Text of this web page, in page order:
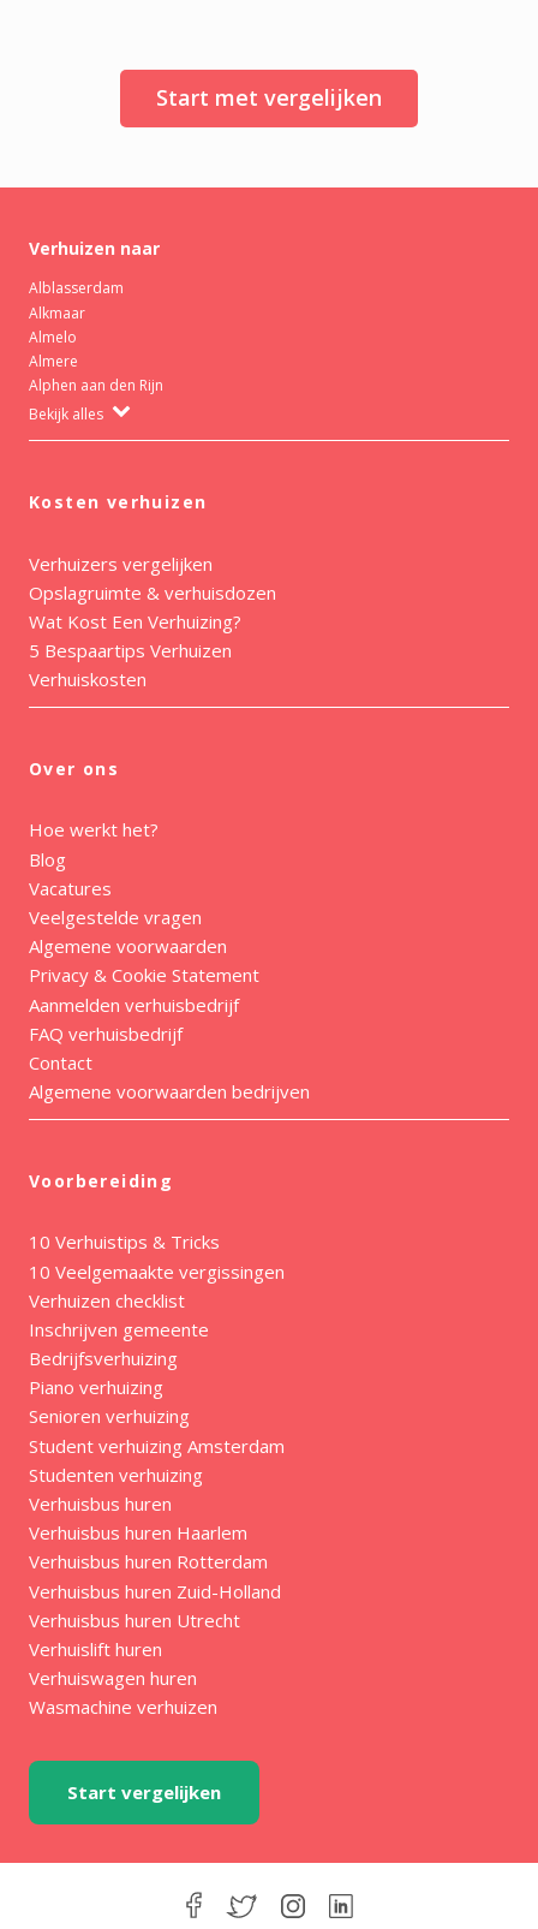
Start met vergelijken
Verhuizen naar
Alblasserdam
Alkmaar
Almelo
Almere
Alphen aan den Rijn
Bekijk alles
Kosten verhuizen
Verhuizers vergelijken
Opslagruimte & verhuisdozen
Wat Kost Een Verhuizing?
5 Bespaartips Verhuizen
Verhuiskosten
Over ons
Hoe werkt het?
Blog
Vacatures
Veelgestelde vragen
Algemene voorwaarden
Privacy & Cookie Statement
Aanmelden verhuisbedrijf
FAQ verhuisbedrijf
Contact
Algemene voorwaarden bedrijven
Voorbereiding
10 Verhuistips & Tricks
10 Veelgemaakte vergissingen
Verhuizen checklist
Inschrijven gemeente
Bedrijfsverhuizing
Piano verhuizing
Senioren verhuizing
Student verhuizing Amsterdam
Studenten verhuizing
Verhuisbus huren
Verhuisbus huren Haarlem
Verhuisbus huren Rotterdam
Verhuisbus huren Zuid-Holland
Verhuisbus huren Utrecht
Verhuislift huren
Verhuiswagen huren
Wasmachine verhuizen
Start vergelijken